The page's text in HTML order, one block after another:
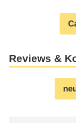
Reviews &